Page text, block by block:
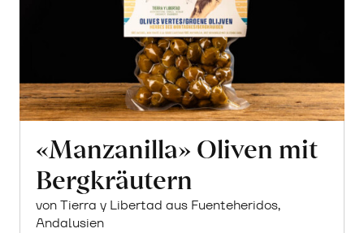
«Manzanilla» Oliven mit
Bergkräutern
von Tierra y Libertad aus Fuenteheridos,
Andalusien